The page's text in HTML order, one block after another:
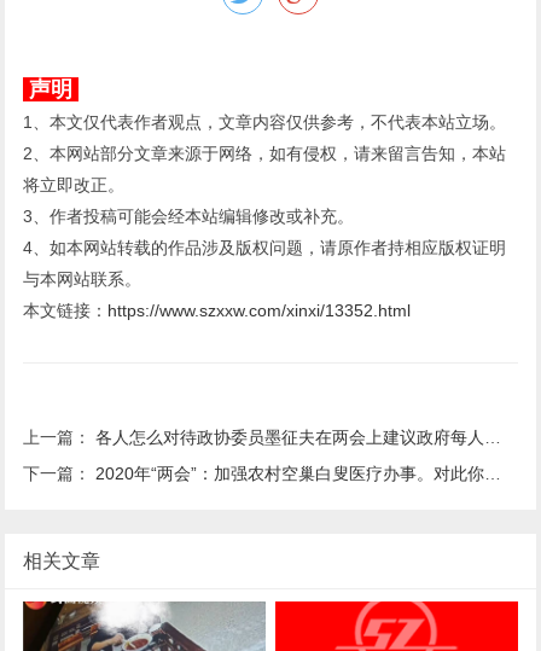
声明
1、本文仅代表作者观点，文章内容仅供参考，不代表本站立场。
2、本网站部分文章来源于网络，如有侵权，请来留言告知，本站
将立即改正。
3、作者投稿可能会经本站编辑修改或补充。
4、如本网站转载的作品涉及版权问题，请原作者持相应版权证明
与本网站联系。
本文链接： https://www.szxxw.com/xinxi/13352.html
上一篇：各人怎么对待政协委员墨征夫在两会上建议政府每人补助两千元？
下一篇： 2020年“两会”：加强农村空巢白叟医疗办事。对此你怎么看？
相关文章